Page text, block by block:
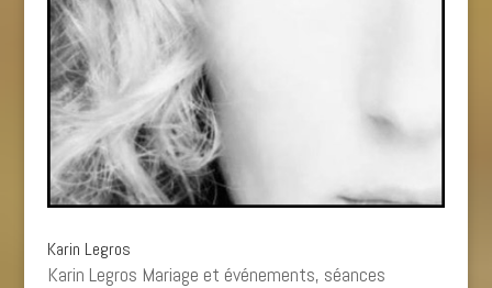
Karin Legros
Karin Legros Mariage et événements, séances